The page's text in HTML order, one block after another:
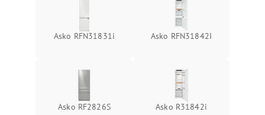
Asko RFN31831i Asko RFN31842I
Asko RF2826S Asko R31842i